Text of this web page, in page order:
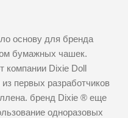
основу для бренда
бумажных чашек.
компании Dixie Doll
первых разработчиков
бренд Dixie ® еще
одноразовых